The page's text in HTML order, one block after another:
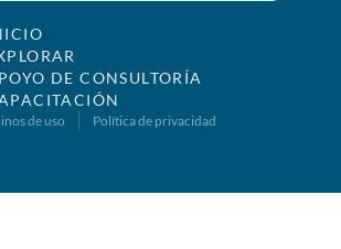
DE CONSULTORÍA
de uso Política de privacidad